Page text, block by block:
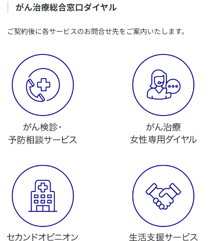
​がん治療総合窓口ダイヤル
​ご契約後に各サービスのお問合せ先をご案内いたします。